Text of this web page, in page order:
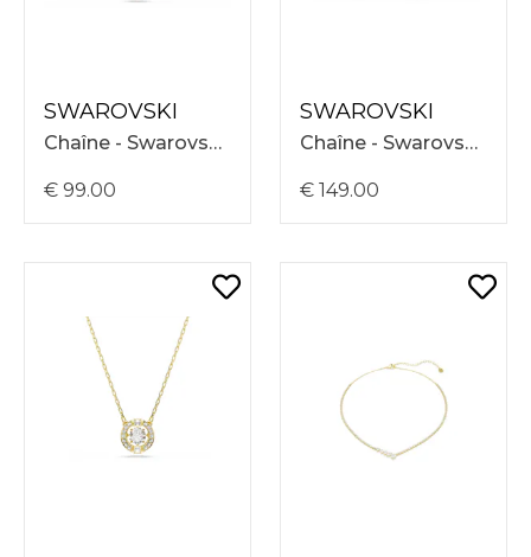
SWAROVSKI
Chaîne - Swarovski Mp Chroma Necklace 38-45 5757789
€ 99.00
SWAROVSKI
Chaîne - Swarovski Mesmera Necklace 38-45 5759837
€ 149.00